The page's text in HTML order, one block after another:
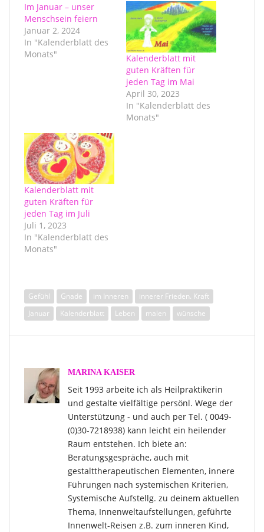
Im Januar – unser
Menschsein feiern
Januar 2, 2024
In "Kalenderblatt des
Monats"
Kalenderblatt mit
guten Kräften für
jeden Tag im Mai
April 30, 2023
In "Kalenderblatt des
Monats"
Kalenderblatt mit
guten Kräften für
jeden Tag im Juli
Juli 1, 2023
In "Kalenderblatt des
Monats"
Gefühl Gnade im Inneren
innerer Frieden. Kraft
Januar
Kalenderblatt Leben malen wünsche
MARINA KAISER
Seit 1993 arbeite ich als Heilpraktikerin
und gestalte vielfältige persönl. Wege der
Unterstützung - und auch per Tel. ( 0049-
(0)30-7218938) kann leicht ein heilender
Raum entstehen. Ich biete an:
Beratungsgespräche, auch mit
gestalttherapeutischen Elementen, innere
Führungen nach systemischen Kriterien,
Systemische Aufstellg. zu deinem aktuellen
Thema, Innenweltaufstellungen, geführte
Innenwelt-Reisen z.B. zum inneren Kind,